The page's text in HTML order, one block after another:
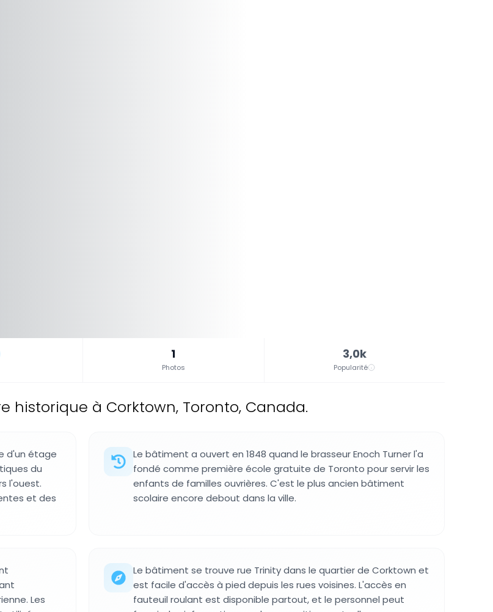
1
Photos
3,0k
Popularité
historique à Corktown, Toronto, Canada.
d'un étage
du
l'ouest.
et des
Le bâtiment a ouvert en 1848 quand le brasseur Enoch Turner l'a
fondé comme première école gratuite de Toronto pour servir les
enfants de familles ouvrières. C'est le plus ancien bâtiment
scolaire encore debout dans la ville.
Les
Le bâtiment se trouve rue Trinity dans le quartier de Corktown et
est facile d'accès à pied depuis les rues voisines. L'accès en
fauteuil roulant est disponible partout, et le personnel peut